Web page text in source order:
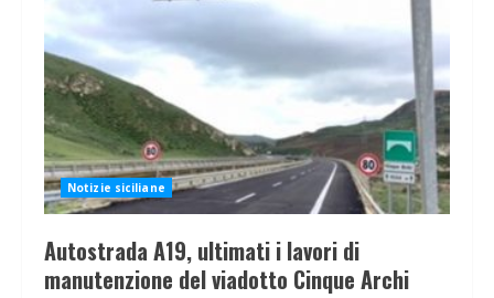
Notizie siciliane
Autostrada A19, ultimati i lavori di
manutenzione del viadotto Cinque Archi